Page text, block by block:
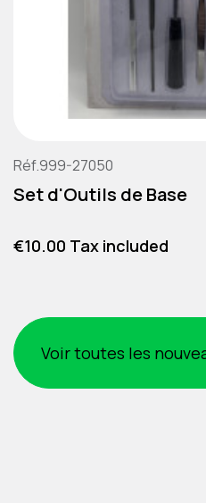
Réf.999-27050
Set d'Outils de Base
Price
€10.00 Tax included
Voir toutes les